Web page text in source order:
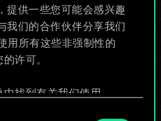
提供一些您可能会感兴趣
我们的合作伙伴分享我们
用所有这些非强制性的
许可。
找到有关我们使用
！
撰写攻略